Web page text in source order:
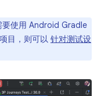
要使用 Android Gradle
目，则可以 针对测试设